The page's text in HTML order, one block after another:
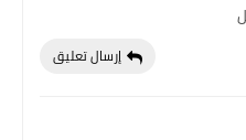
إرسال تعليق